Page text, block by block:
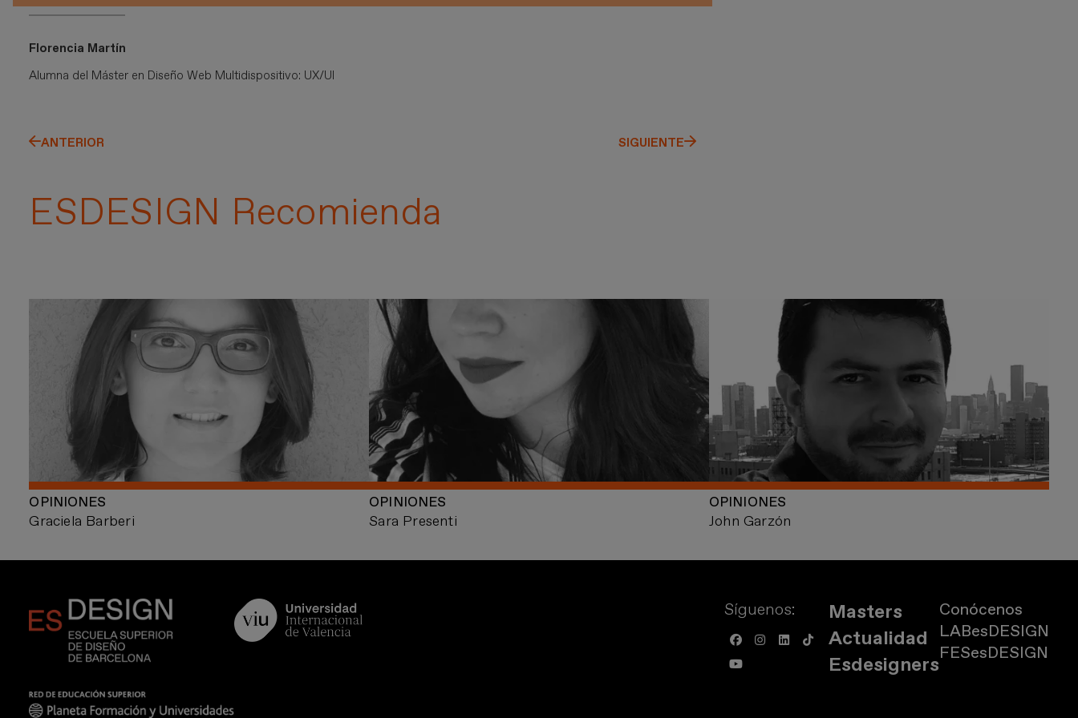
Florencia Martín
Alumna del Máster en Diseño Web Multidispositivo: UX/UI
ANTERIOR SIGUIENTE
ESDESIGN Recomienda
Graciela Barberi
OPINIONES
Sara Presenti
OPINIONES
John Garzón
OPINIONES
Síguenos:
Masters
Actualidad
Esdesigners
Conócenos
LABesDESIGN
FESesDESIGN